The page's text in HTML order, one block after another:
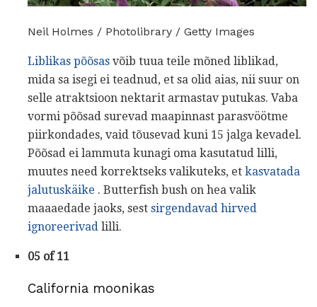
Neil Holmes / Photolibrary / Getty Images
Liblikas põõsas võib tuua teile mõned liblikad,
mida sa isegi ei teadnud, et sa olid aias, nii suur on
selle atraktsioon nektarit armastav putukas. Vaba
vormi põõsad surevad maapinnast parasvöötme
piirkondades, vaid tõusevad kuni 15 jalga kevadel.
Põõsad ei lammuta kunagi oma kasutatud lilli,
muutes need korrektseks valikuteks, et kasvatada
jalutuskäike . Butterfish bush on hea valik
maaaedade jaoks, sest sirgendavad hirved
ignoreerivad lilli.
05 of 11
California moonikas